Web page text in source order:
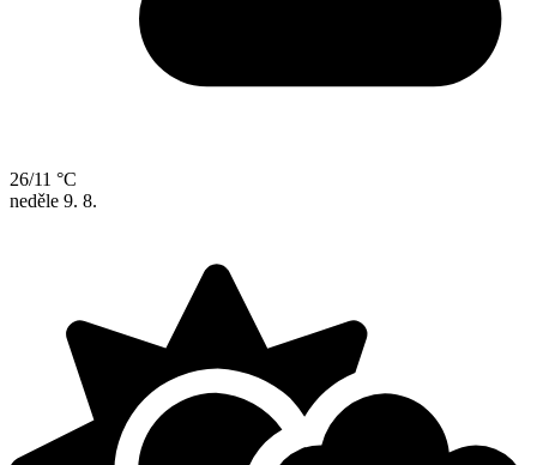
26/11 °C
neděle 9. 8.